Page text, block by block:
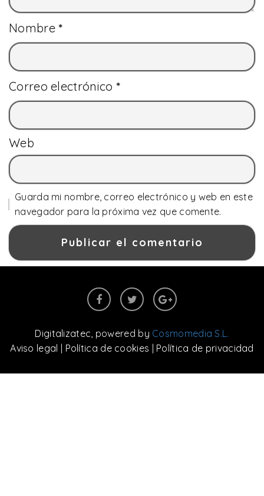
Nombre*
Correo electrónico *
Web
Guarda mi nombre, correo electrónico y web en este
navegador para la próxima vez que comente.
Digitalizatec , powered by Cosmomedia S.L.
Aviso legal | Política de cookies | Política de privacidad